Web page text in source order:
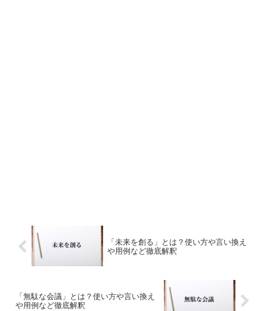
「未来を創る」とは？使い方や言い換え
や用例など徹底解釈
「無駄な会議」とは？使い方や言い換え
や用例など徹底解釈